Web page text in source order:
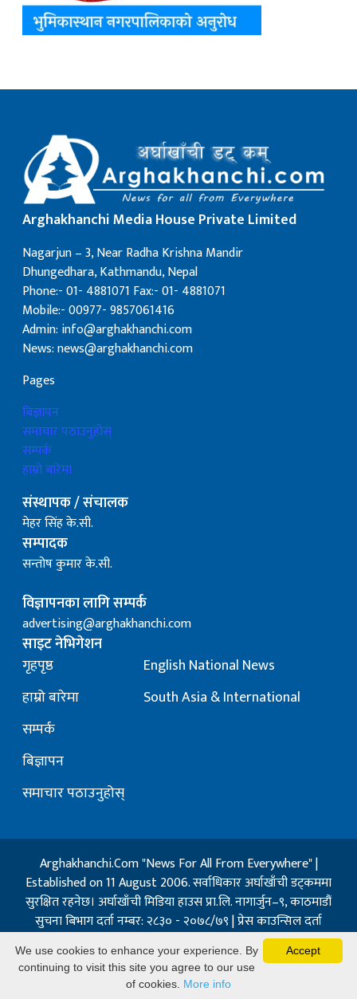
Arghakhanchi Media House Private Limited
Nagarjun – 3, Near Radha Krishna Mandir
Dhungedhara, Kathmandu, Nepal
Phone:- 01- 4881071 Fax:- 01- 4881071
Mobile:- 00977- 9857061416
Admin: info@arghakhanchi.com
News: news@arghakhanchi.com
Pages
बिज्ञापन
समाचार पठाउनुहोस्
सम्पर्क
हाम्रो बारेमा
संस्थापक / संचालक
मेहर सिंह के.सी.
सम्पादक
सन्तोष कुमार के.सी.
विज्ञापनका लागि सम्पर्क
advertising@arghakhanchi.com
साइट नेभिगेशन
गृहपृष्ठ
हाम्रो बारेमा
सम्पर्क
बिज्ञापन
समाचार पठाउनुहोस्
English National News
South Asia & International
Arghakhanchi.Com "News For All From Everywhere" |
Established on 11 August 2006. सर्वाधिकार अर्घाखाँची डट्कममा
सुरक्षित रहनेछ। अर्घाखाँची मिडिया हाउस प्रा.लि. नागार्जुन–९, काठमाडौं
सुचना बिभाग दर्ता नम्बर: २८३० - २०७८/७९ | प्रेस काउन्सिल दर्ता
नम्बर: १३२ / २०७३-०४-२१ | जिप्रका सि- नम्बर: ७, दर्ता नम्बर
७-०६७-६८
Powered By:Best Nepal
Accept
We use cookies to enhance your experience. By
continuing to visit this site you agree to our use
of cookies. More info